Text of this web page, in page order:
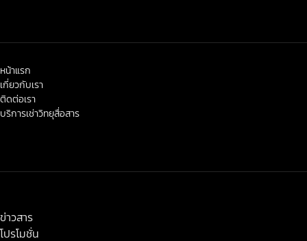
หน้าแรก
เกี่ยวกับเรา
ติดต่อเรา
บริการเช่าวิทยุสื่อสาร
ข่าวสาร
โปรโมชั่น